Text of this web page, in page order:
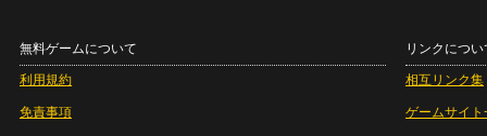
無料ゲームについて
利用規約
免責事項
リンクについ
相互リンク集
ゲームサイト